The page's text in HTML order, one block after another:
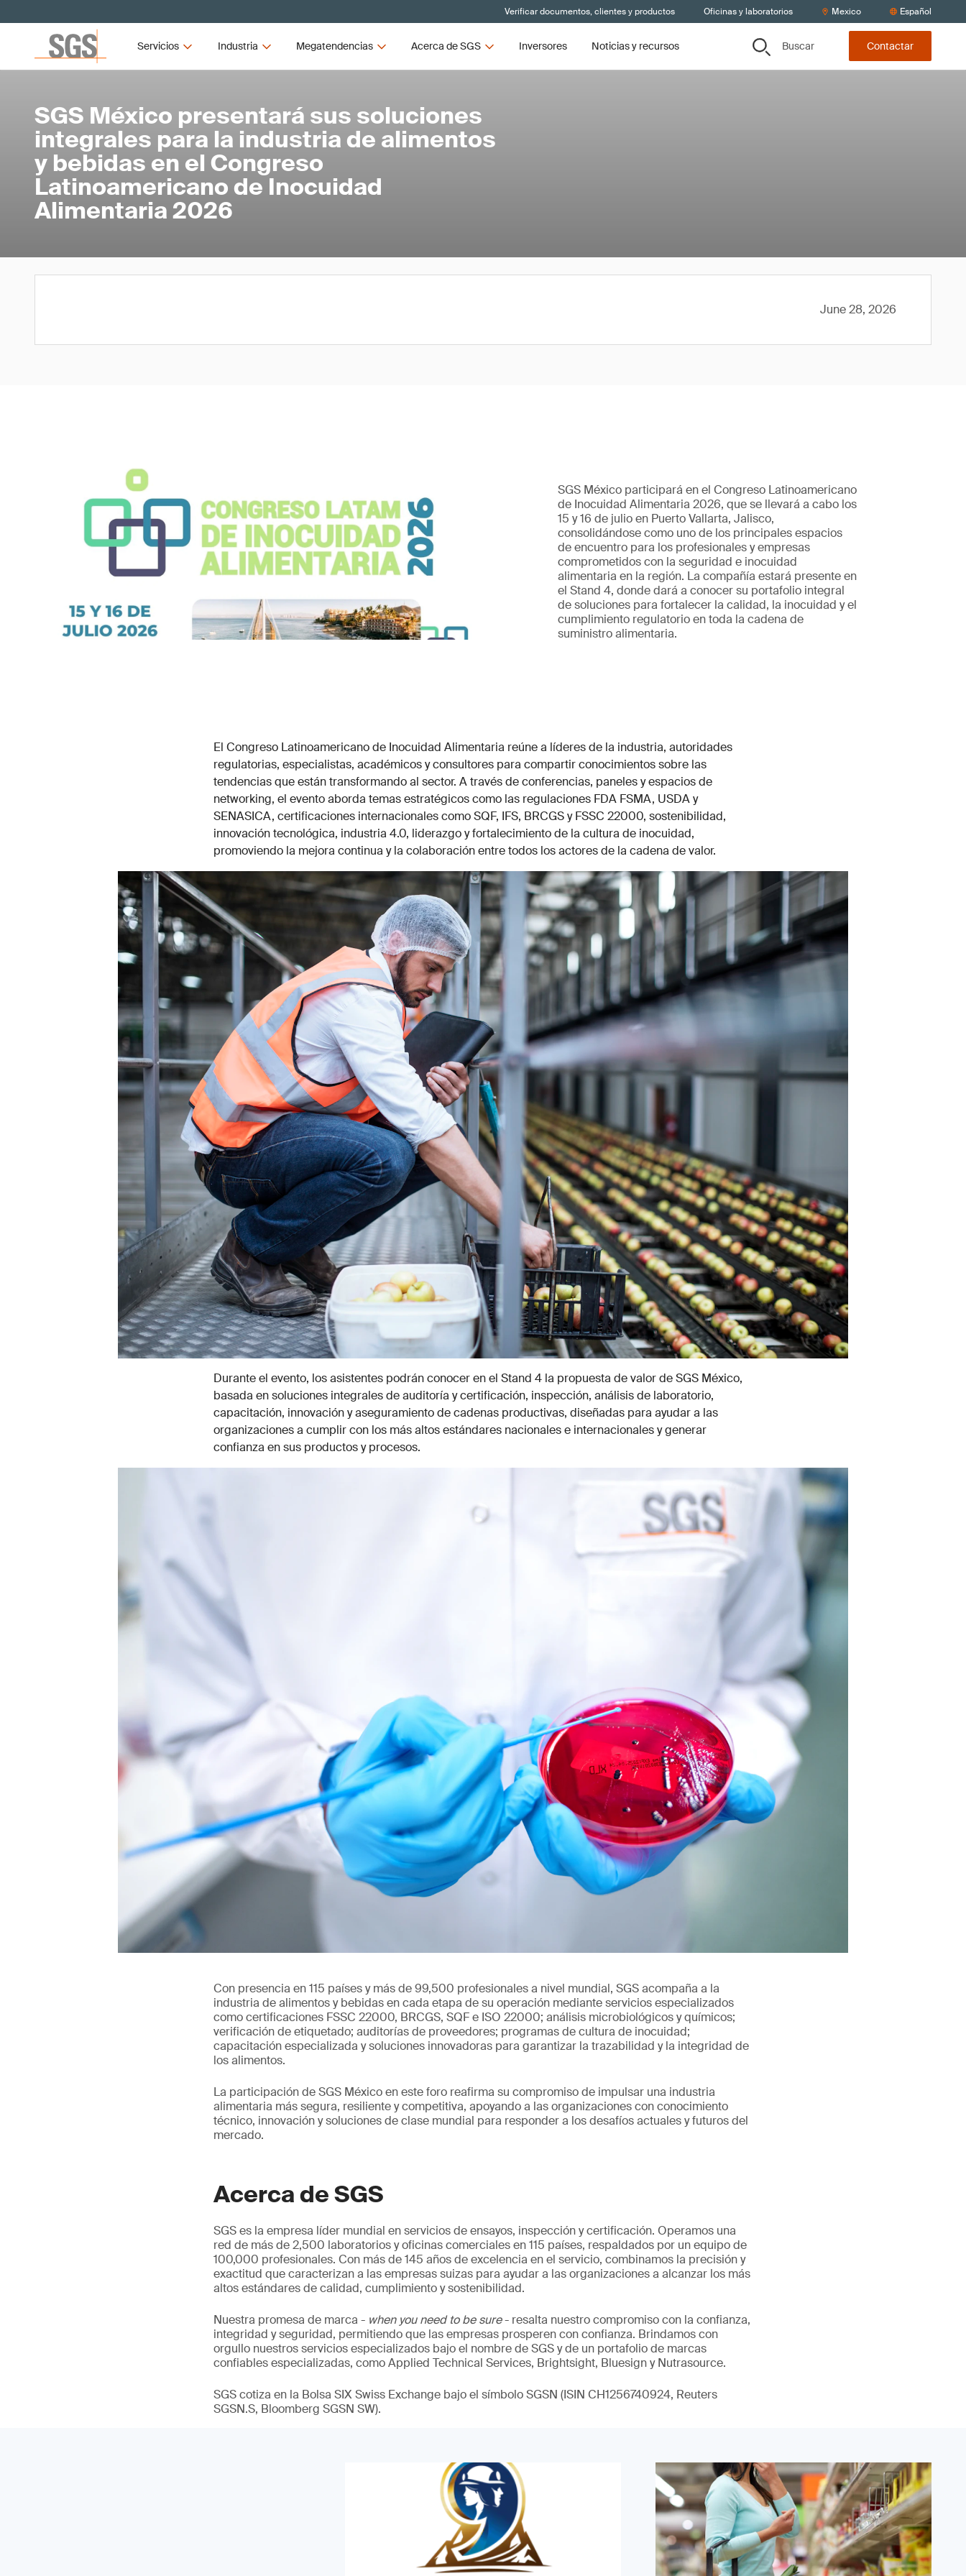
Verificar documentos, clientes y productos Oficinas y laboratorios Mexico Español
Servicios Industria Megatendencias Acerca de SGS Inversores Noticias y recursos Buscar Contactar
SGS México presentará sus soluciones
integrales para la industria de alimentos
y bebidas en el Congreso
Latinoamericano de Inocuidad
Alimentaria 2026
June 28, 2026
SGS México participará en el Congreso Latinoamericano
de Inocuidad Alimentaria 2026, que se llevará a cabo los
15 y 16 de julio en Puerto Vallarta, Jalisco,
consolidándose como uno de los principales espacios
de encuentro para los profesionales y empresas
comprometidos con la seguridad e inocuidad
alimentaria en la región. La compañía estará presente en
el Stand 4, donde dará a conocer su portafolio integral
de soluciones para fortalecer la calidad, la inocuidad y el
cumplimiento regulatorio en toda la cadena de
suministro alimentaria.
El Congreso Latinoamericano de Inocuidad Alimentaria reúne a líderes de la industria, autoridades
regulatorias, especialistas, académicos y consultores para compartir conocimientos sobre las
tendencias que están transformando al sector. A través de conferencias, paneles y espacios de
networking, el evento aborda temas estratégicos como las regulaciones FDA FSMA, USDA y
SENASICA, certificaciones internacionales como SQF, IFS, BRCGS y FSSC 22000, sostenibilidad,
innovación tecnológica, industria 4.0, liderazgo y fortalecimiento de la cultura de inocuidad,
promoviendo la mejora continua y la colaboración entre todos los actores de la cadena de valor.
Durante el evento, los asistentes podrán conocer en el Stand 4 la propuesta de valor de SGS México,
basada en soluciones integrales de auditoría y certificación, inspección, análisis de laboratorio,
capacitación, innovación y aseguramiento de cadenas productivas, diseñadas para ayudar a las
organizaciones a cumplir con los más altos estándares nacionales e internacionales y generar
confianza en sus productos y procesos.
Con presencia en 115 países y más de 99,500 profesionales a nivel mundial, SGS acompaña a la
industria de alimentos y bebidas en cada etapa de su operación mediante servicios especializados
como certificaciones FSSC 22000, BRCGS, SQF e ISO 22000; análisis microbiológicos y químicos;
verificación de etiquetado; auditorías de proveedores; programas de cultura de inocuidad;
capacitación especializada y soluciones innovadoras para garantizar la trazabilidad y la integridad de
los alimentos.
La participación de SGS México en este foro reafirma su compromiso de impulsar una industria
alimentaria más segura, resiliente y competitiva, apoyando a las organizaciones con conocimiento
técnico, innovación y soluciones de clase mundial para responder a los desafíos actuales y futuros del
mercado.
Acerca de SGS
SGS es la empresa líder mundial en servicios de ensayos, inspección y certificación. Operamos una
red de más de 2,500 laboratorios y oficinas comerciales en 115 países, respaldados por un equipo de
100,000 profesionales. Con más de 145 años de excelencia en el servicio, combinamos la precisión y
exactitud que caracterizan a las empresas suizas para ayudar a las organizaciones a alcanzar los más
altos estándares de calidad, cumplimiento y sostenibilidad.
Nuestra promesa de marca - when you need to be sure- resalta nuestro compromiso con la confianza,
integridad y seguridad, permitiendo que las empresas prosperen con confianza. Brindamos con
orgullo nuestros servicios especializados bajo el nombre de SGS y de un portafolio de marcas
confiables especializadas, como Applied Technical Services, Brightsight, Bluesign y Nutrasource.
SGS cotiza en la Bolsa SIX Swiss Exchange bajo el símbolo SGSN (ISIN CH1256740924, Reuters
SGSN.S, Bloomberg SGSN SW).